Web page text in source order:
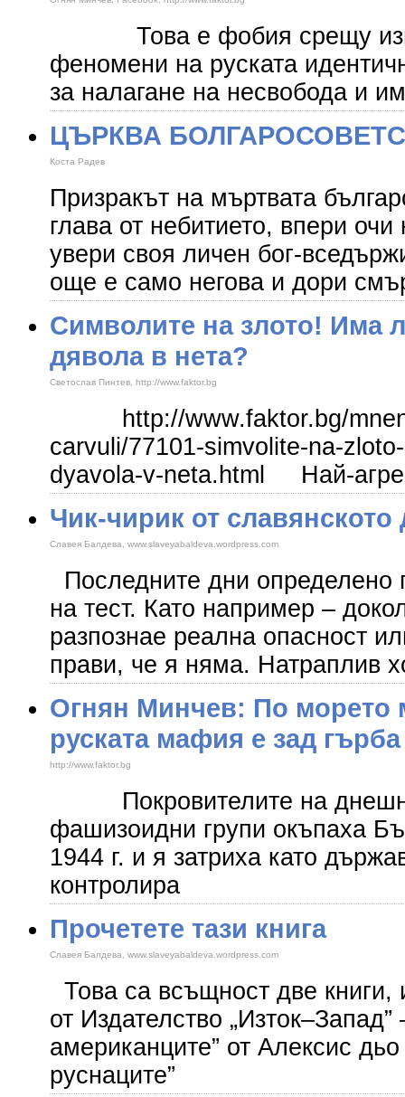
Това е фобия срещу
феномени на руската
за налагане на несвобода и
ЦЪРКВА
Коста Радев
Призракът на мъртвата
глава от небитието, впери очи
увери своя личен бог-
още е само негова и дори
​Символите на злото! Има
дявола в нета?
Светослав Пинтев, http://www.faktor.bg
http://www.faktor.bg/
carvuli/77101-simvolite-na-
dyavola-v-neta.html Най-
Чик-чирик от
Славея Балдева, www.slaveyabaldeva.wordpress.com
Последните дни определено
на тест. Като например –
разпознае реална опасност
прави, че я няма. Натраплив
Огнян Минчев: По морето
руската мафия е зад
http://www.faktor.bg
Покровителите на
фашизоидни групи окъпаха
1944 г. и я затриха като
контролира
Прочетете тази книга
Славея Балдева, www.slaveyabaldeva.wordpress.com
Това са всъщност две
от Издателство
американците” от Алексис
руснаците”